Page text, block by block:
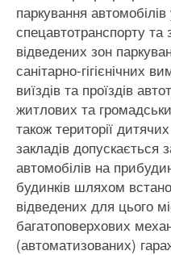
паркування
спецавтотранспорту
відведених зон
санітарно-гігієнічних
виїздів та проїздів
житлових та
також території
закладів допускається
автомобілів на
будинків шляхом
відведених для цього
багатоповерхових
(автоматизованих)